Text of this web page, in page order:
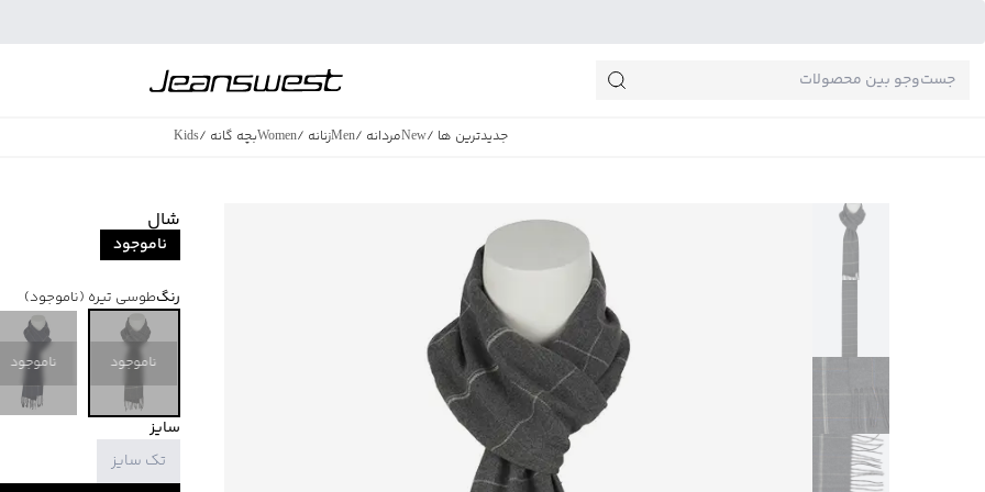
جدیدترین ها /
Newمردانه /
Menزنانه /
Womenبچه گانه /
Kids
شال
ناموجود
رنگطوسی تیره (ناموجود)
ناموجود ناموجود
سایز
تک سایز